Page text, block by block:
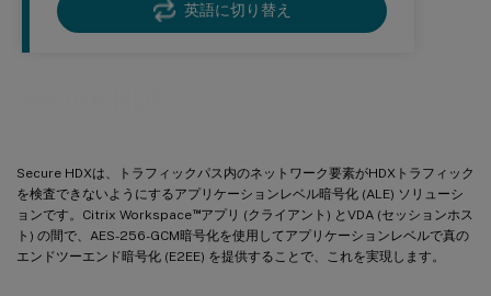
英語に切り替え
Secure HDXは、トラフィックパス内のネットワーク要素がHDXトラフィック
を検査できないようにするアプリケーションレベル暗号化 (ALE) ソリューシ
ョンです。Citrix Workspace™アプリ (クライアント) とVDA (セッションホス
ト) の間で、AES-256-GCM暗号化を使用してアプリケーションレベルで真の
エンドツーエンド暗号化 (E2EE) を提供することで、これを実現します。